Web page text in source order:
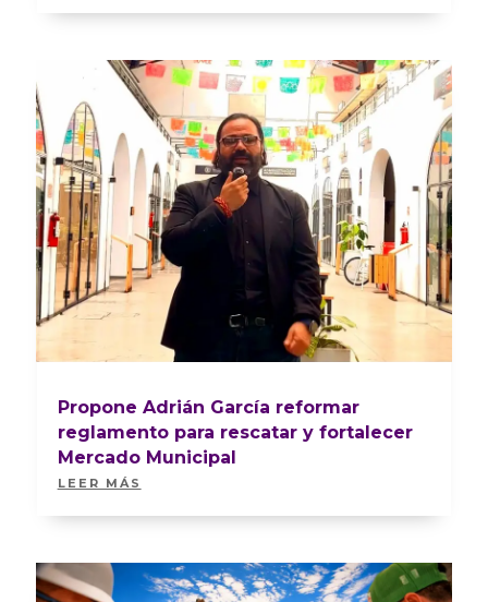
Propone Adrián García reformar
reglamento para rescatar y fortalecer
Mercado Municipal
LEER MÁS